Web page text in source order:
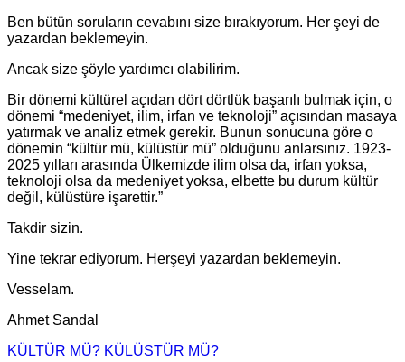
Ben bütün soruların cevabını size bırakıyorum. Her şeyi de
yazardan beklemeyin.
Ancak size şöyle yardımcı olabilirim.
Bir dönemi kültürel açıdan dört dörtlük başarılı bulmak için, o
dönemi “medeniyet, ilim, irfan ve teknoloji” açısından masaya
yatırmak ve analiz etmek gerekir. Bunun sonucuna göre o
dönemin “kültür mü, külüstür mü” olduğunu anlarsınız. 1923-
2025 yılları arasında Ülkemizde ilim olsa da, irfan yoksa,
teknoloji olsa da medeniyet yoksa, elbette bu durum kültür
değil, külüstüre işarettir.”
Takdir sizin.
Yine tekrar ediyorum. Herşeyi yazardan beklemeyin.
Vesselam.
Ahmet Sandal
KÜLTÜR MÜ? KÜLÜSTÜR MÜ?